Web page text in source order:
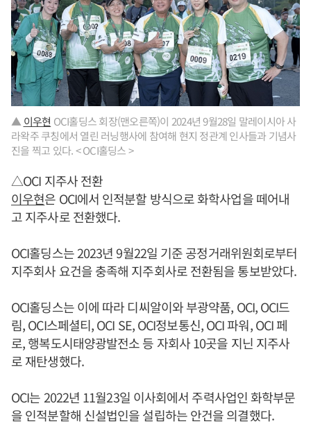
▲ 이우현 OCI홀딩스 회장(맨오른쪽)이 2024년 9월28일 말레이시아 사
라왁주 쿠칭에서 열린 러닝행사에 참여해 현지 정관계 인사들과 기념사
진을 찍고 있다. < OCI홀딩스 >
△OCI 지주사 전환
이우현은 OCI에서 인적분할 방식으로 화학사업을 떼어내
고 지주사로 전환했다.
OCI홀딩스는 2023년 9월22일 기준 공정거래위원회로부터
지주회사 요건을 충족해 지주회사로 전환됨을 통보받았다.
OCI홀딩스는 이에 따라 디씨알이와 부광약품, OCI, OCI드
림, OCI스페셜티, OCI SE, OCI정보통신, OCI 파워, OCI 페
로, 행복도시태양광발전소 등 자회사 10곳을 지닌 지주사
로 재탄생했다.
OCI는 2022년 11월23일 이사회에서 주력사업인 화학부문
을 인적분할해 신설법인을 설립하는 안건을 의결했다.